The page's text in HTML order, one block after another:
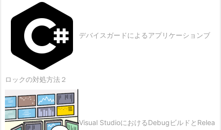
デバイスガードによるアプリケーションブ
ロックの対処方法２
Visual StudioにおけるDebugビルドとRelea